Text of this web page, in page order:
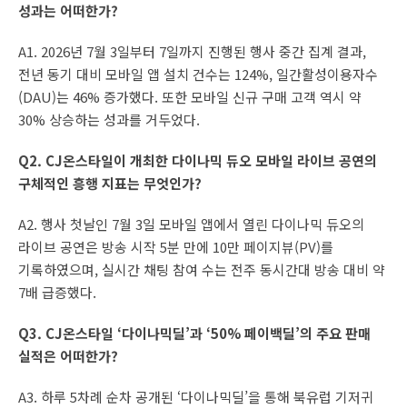
성과는 어떠한가?
A1. 2026년 7월 3일부터 7일까지 진행된 행사 중간 집계 결과,
전년 동기 대비 모바일 앱 설치 건수는 124%, 일간활성이용자수
(DAU)는 46% 증가했다. 또한 모바일 신규 구매 고객 역시 약
30% 상승하는 성과를 거두었다.
Q2. CJ온스타일이 개최한 다이나믹 듀오 모바일 라이브 공연의
구체적인 흥행 지표는 무엇인가?
A2. 행사 첫날인 7월 3일 모바일 앱에서 열린 다이나믹 듀오의
라이브 공연은 방송 시작 5분 만에 10만 페이지뷰(PV)를
기록하였으며, 실시간 채팅 참여 수는 전주 동시간대 방송 대비 약
7배 급증했다.
Q3. CJ온스타일 ‘다이나믹딜’과 ‘50% 페이백딜’의 주요 판매
실적은 어떠한가?
A3. 하루 5차례 순차 공개된 ‘다이나믹딜’을 통해 북유럽 기저귀